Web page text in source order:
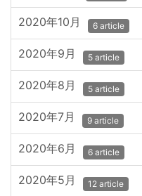
2020年10月 6 article
2020年9月 5 article
2020年8月 5 article
2020年7月 9 article
2020年6月 6 article
2020年5月 12 article